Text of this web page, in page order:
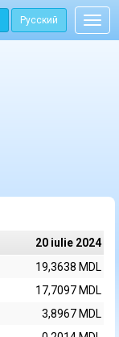
Русский
20 iulie 2024
19,3638 MDL
17,7097 MDL
3,8967 MDL